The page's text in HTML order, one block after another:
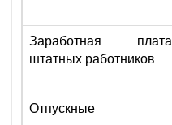
Заработная плата
штатных работников
Отпускные